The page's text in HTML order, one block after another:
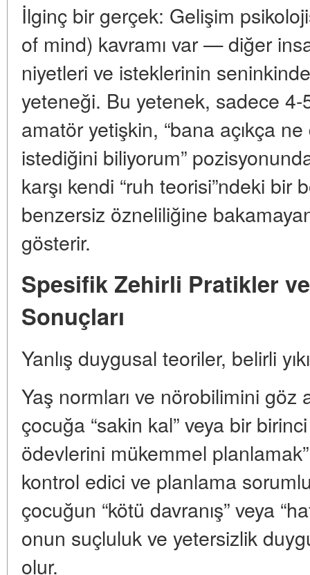
İlginç bir gerçek: Gelişim
of mind) kavramı var — diğer
niyetleri ve isteklerinin
yeteneği. Bu yetenek, sadece 4-
amatör yetişkin, “bana açıkça
istediğini biliyorum”
karşı kendi “ruh teorisi”ndeki
benzersiz özneliliğine
gösterir.
Spesifik Zehirli Pratikler
Sonuçları
Yanlış duygusal teoriler, belirli
Yaş normları ve nörobilimini göz
çocuğa “sakin kal” veya bir
ödevlerini mükemmel
kontrol edici ve planlama
çocuğun “kötü davranış” veya
onun suçluluk ve yetersizlik
olur.